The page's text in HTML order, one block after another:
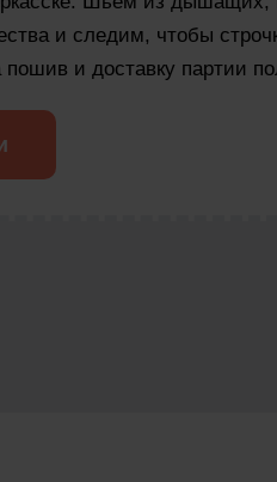
и следим, чтобы
пошив и доставку партии